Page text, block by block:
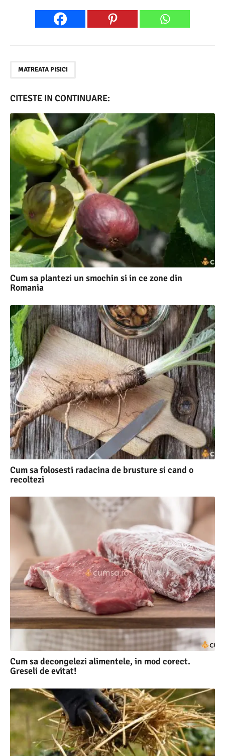
MATREATA PISICI
CITESTE IN CONTINUARE:
Cum sa plantezi un smochin si in ce zone din
Romania
Cum sa folosesti radacina de brusture si cand o
recoltezi
Cum sa decongelezi alimentele, in mod corect.
Greseli de evitat!